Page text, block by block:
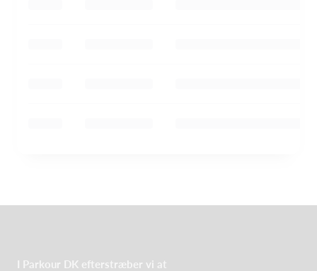
I Parkour DK efterstræber vi at